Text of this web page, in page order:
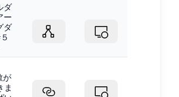
ダ
ー
ダ
が
ま